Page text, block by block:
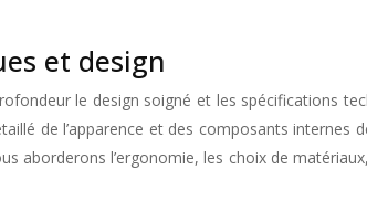
et design
le design soigné et les spécifications
de l’apparence et des composants
aborderons l’ergonomie, les choix de